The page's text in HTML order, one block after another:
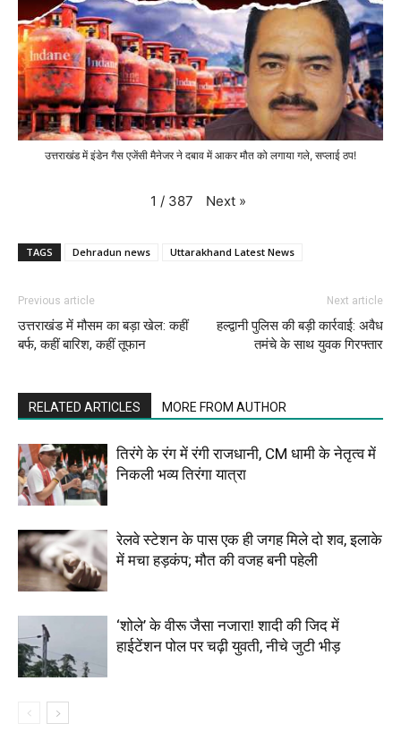
उत्तराखंड में इंडेन गैस एजेंसी मैनेजर ने दबाव में आकर मौत को लगाया गले, सप्लाई ठप!
1 / 387 Next »
TAGS Dehradun news Uttarakhand Latest News
Previous article
उत्तराखंड में मौसम का बड़ा खेल: कहीं
बर्फ, कहीं बारिश, कहीं तूफान
Next article
हल्द्वानी पुलिस की बड़ी कार्रवाई: अवैध
तमंचे के साथ युवक गिरफ्तार
RELATED ARTICLES MORE FROM AUTHOR
तिरंगे के रंग में रंगी राजधानी, CM धामी के नेतृत्व में
निकली भव्य तिरंगा यात्रा
रेलवे स्टेशन के पास एक ही जगह मिले दो शव, इलाके
में मचा हड़कंप; मौत की वजह बनी पहेली
‘शोले’ के वीरू जैसा नजारा! शादी की जिद में
हाईटेंशन पोल पर चढ़ी युवती, नीचे जुटी भीड़